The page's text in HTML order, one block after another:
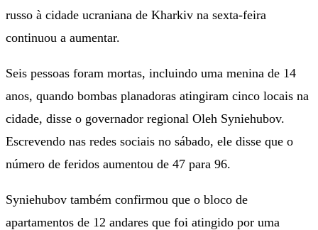
russo à cidade ucraniana de Kharkiv na sexta-feira
continuou a aumentar.
Seis pessoas foram mortas, incluindo uma menina de 14
anos, quando bombas planadoras atingiram cinco locais na
cidade, disse o governador regional Oleh Syniehubov.
Escrevendo nas redes sociais no sábado, ele disse que o
número de feridos aumentou de 47 para 96.
Syniehubov também confirmou que o bloco de
apartamentos de 12 andares que foi atingido por uma